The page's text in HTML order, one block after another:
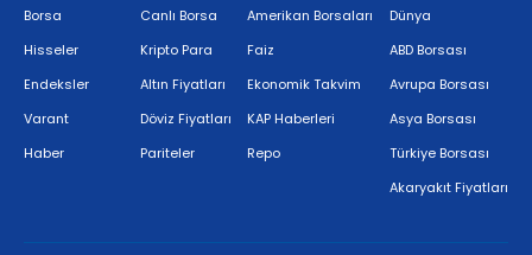
Borsa
Hisseler
Endeksler
Varant
Haber
Canlı Borsa
Kripto Para
Altın Fiyatları
Döviz Fiyatları
Pariteler
Amerikan Borsaları
Faiz
Ekonomik Takvim
KAP Haberleri
Repo
Dünya
ABD Borsası
Avrupa Borsası
Asya Borsası
Türkiye Borsası
Akaryakıt Fiyatları